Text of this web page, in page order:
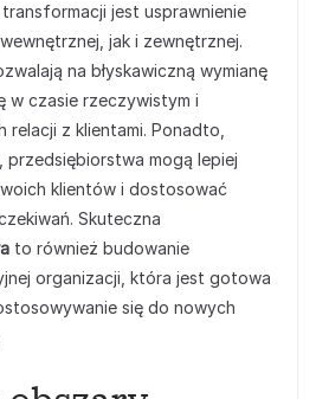
jest usprawnienie
jak i zewnętrznej.
na błyskawiczną wymianę
w czasie rzeczywistym i
relacji z klientami. Ponadto,
przedsiębiorstwa mogą lepiej
klientów i dostosować
Skuteczna
to również budowanie
organizacji, która jest gotowa
się do nowych